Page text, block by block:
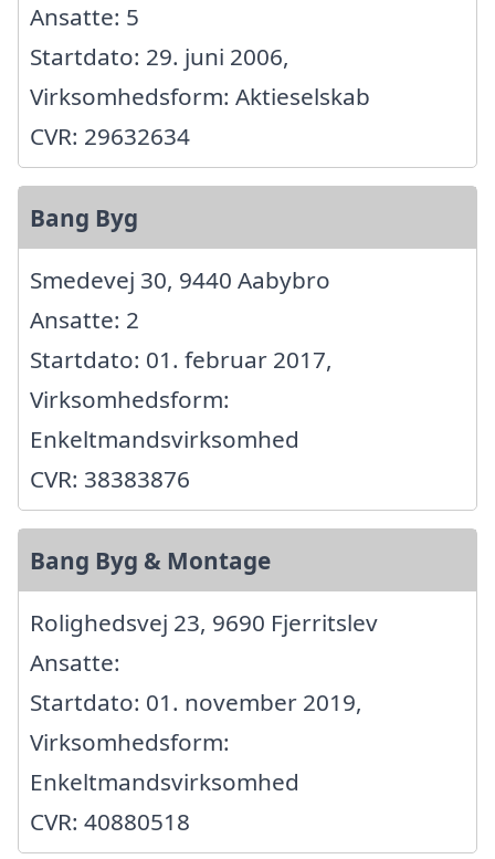
Ansatte: 5
Startdato: 29. juni 2006,
Virksomhedsform: Aktieselskab
CVR: 29632634
Bang Byg
Smedevej 30, 9440 Aabybro
Ansatte: 2
Startdato: 01. februar 2017,
Virksomhedsform:
Enkeltmandsvirksomhed
CVR: 38383876
Bang Byg & Montage
Rolighedsvej 23, 9690 Fjerritslev
Ansatte:
Startdato: 01. november 2019,
Virksomhedsform:
Enkeltmandsvirksomhed
CVR: 40880518